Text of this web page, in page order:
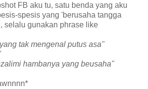
FB aku tu, satu benda yang aku
spesis yang 'berusaha tangga
selalu gunakan phrase like
tak mengenal putus asa"
hambanya yang beusaha"